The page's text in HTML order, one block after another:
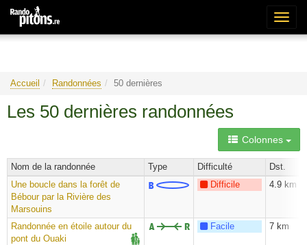
Accueil Randonnées 50 dernières
Les 50 dernières randonnées
Colonnes
Nom de la randonnée Type Difficulté
Dst.
Une boucle dans la forêt de
Bébour par la Rivière des
Marsouins
Difficile 4.9 km
Randonnée en étoile autour du
pont du Ouaki
Facile 7 km